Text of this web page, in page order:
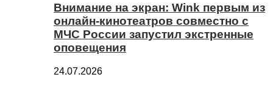
Внимание на экран: Wink первым из
онлайн-кинотеатров совместно с
МЧС России запустил экстренные
оповещения
24.07.2026